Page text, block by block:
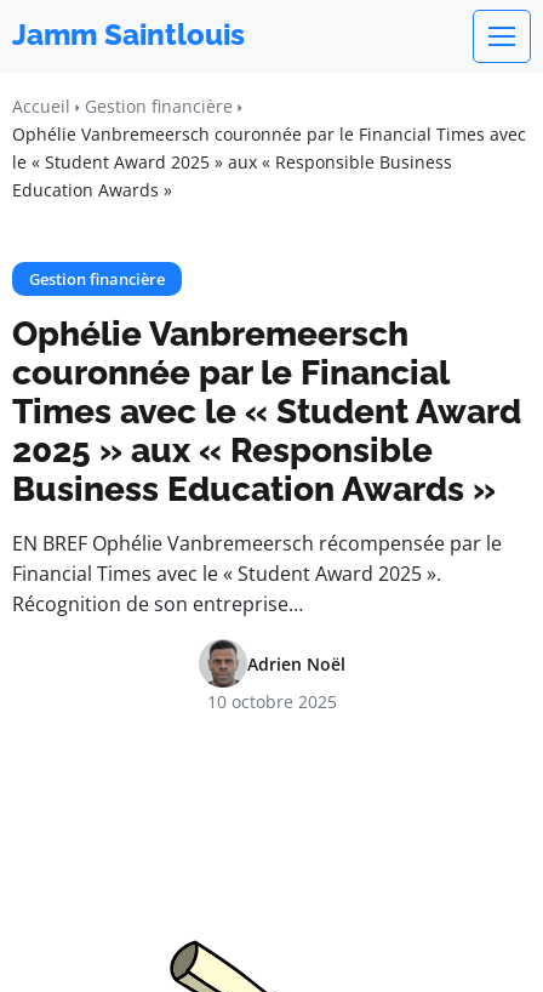
Jamm Saintlouis
Accueil
Gestion financière
Ophélie Vanbremeersch couronnée par le Financial Times avec
le « Student Award 2025 » aux « Responsible Business
Education Awards »
Gestion financière
Ophélie Vanbremeersch
couronnée par le Financial
Times avec le « Student Award
2025 » aux « Responsible
Business Education Awards »
EN BREF Ophélie Vanbremeersch récompensée par le
Financial Times avec le « Student Award 2025 ».
Récognition de son entreprise…
Adrien Noël
10 octobre 2025